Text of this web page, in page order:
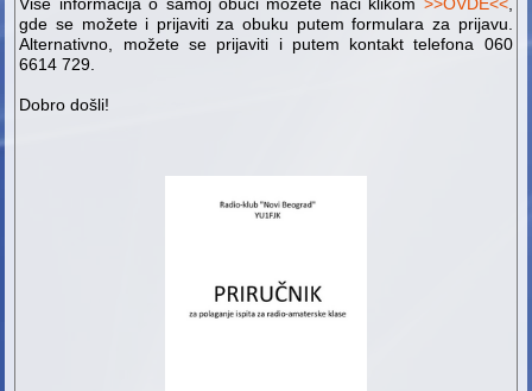
Više informacija o samoj obuci možete naći klikom >>OVDE<<,
gde se možete i prijaviti za obuku putem formulara za prijavu.
Alternativno, možete se prijaviti i putem kontakt telefona 060
6614 729.
Dobro došli!